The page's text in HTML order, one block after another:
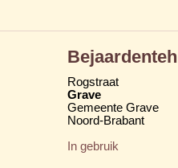
Rogstraat
Grave
Gemeente Grave
Noord-Brabant
In gebruik